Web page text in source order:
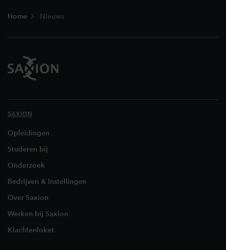
Home Nieuws
SAXION
Opleidingen
Studeren bij
Onderzoek
Bedrijven & Instellingen
Over Saxion
Werken bij Saxion
Klachtenloket